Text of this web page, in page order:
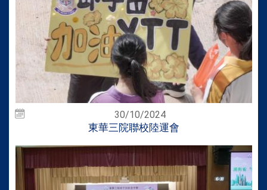
30/10/2024
東華三院聯校陸運會